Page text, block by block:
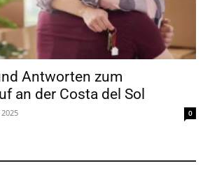
Antworten zum
an der Costa del Sol
0